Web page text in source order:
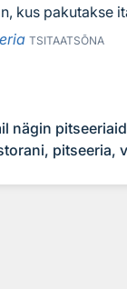
kus pakutakse
TSITAATSÕNA
nägin
pitseeria,